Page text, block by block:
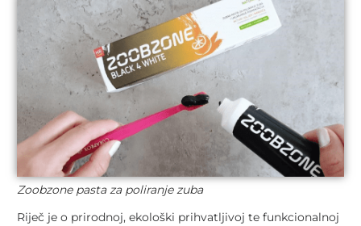
Zoobzone pasta za poliranje zuba
Riječ je o prirodnoj, ekološki prihvatljivoj te funkcionalnoj